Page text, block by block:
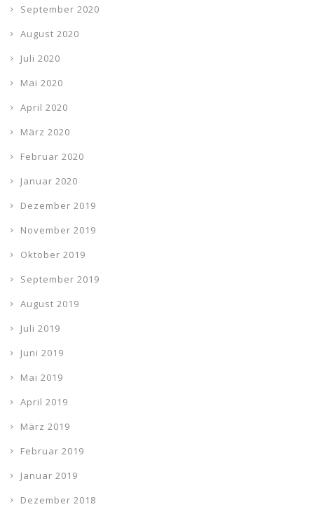
September 2020
August 2020
Juli 2020
Mai 2020
April 2020
März 2020
Februar 2020
Januar 2020
Dezember 2019
November 2019
Oktober 2019
September 2019
August 2019
Juli 2019
Juni 2019
Mai 2019
April 2019
März 2019
Februar 2019
Januar 2019
Dezember 2018